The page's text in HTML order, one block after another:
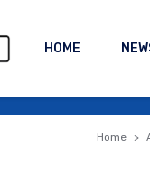
HOME
Home